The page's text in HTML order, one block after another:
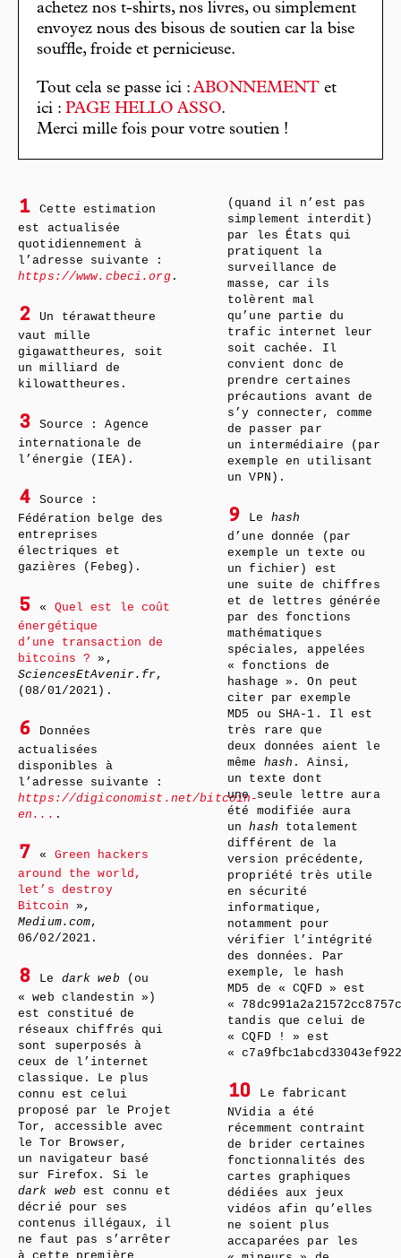
achetez nos t-shirts, nos livres, ou simplement
envoyez nous des bisous de soutien car la bise
souffle, froide et pernicieuse.
Tout cela se passe ici : ABONNEMENT et
ici : PAGE HELLO ASSO.
Merci mille fois pour votre soutien !
1
Cette estimation
est actualisée
quotidiennement à
l’adresse suivante :
https://www.cbeci.org.
2
Un térawattheure
vaut mille
gigawattheures, soit
un milliard de
kilowattheures.
3
Source : Agence
internationale de
l’énergie (IEA).
4
Source :
Fédération belge des
entreprises
électriques et
gazières (Febeg).
5 « Quel est le coût
énergétique
d’une transaction de
bitcoins ? »,
SciencesEtAvenir.fr,
(08/01/2021).
6
Données
actualisées
disponibles à
l’adresse suivante :
https://digiconomist.net/bitcoin-
en... .
7 « Green hackers
around the world,
let’s destroy
Bitcoin »,
Medium.com,
06/02/2021.
8 Le dark web (ou
« web clandestin »)
est constitué de
réseaux chiffrés qui
sont superposés à
ceux de l’internet
classique. Le plus
connu est celui
proposé par le Projet
Tor, accessible avec
le Tor Browser,
un navigateur basé
sur Firefox. Si le
dark web est connu et
décrié pour ses
contenus illégaux, il
ne faut pas s’arrêter
(quand il n’est pas
simplement interdit)
par les États qui
pratiquent la
surveillance de
masse, car ils
tolèrent mal
qu’une partie du
trafic internet leur
soit cachée. Il
convient donc de
prendre certaines
précautions avant de
s’y connecter, comme
de passer par
un intermédiaire (par
exemple en utilisant
un VPN).
9 Le hash
d’une donnée (par
exemple un texte ou
un fichier) est
une suite de chiffres
et de lettres générée
par des fonctions
mathématiques
spéciales, appelées
« fonctions de
hashage ». On peut
citer par exemple
MD5 ou SHA-1. Il est
très rare que
deux données aient le
même hash . Ainsi,
un texte dont
une seule lettre aura
été modifiée aura
unhash totalement
différent de la
version précédente,
propriété très utile
en sécurité
informatique,
notamment pour
vérifier l’intégrité
des données. Par
exemple, le hash
MD5 de « CQFD » est
«
tandis que celui de
« CQFD ! » est
«
10
Le fabricant
NVidia a été
récemment contraint
de brider certaines
fonctionnalités des
cartes graphiques
dédiées aux jeux
vidéos afin qu’elles
ne soient plus
accaparées par les